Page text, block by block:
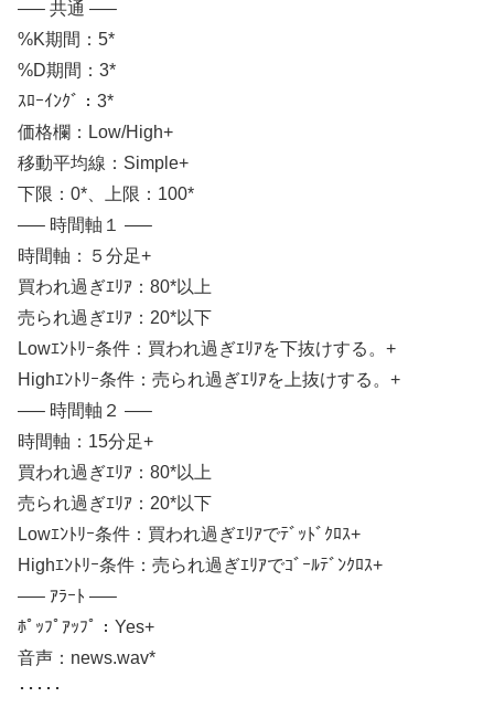
—– 共通 —–
%K期間：5*
%D期間：3*
ｽﾛｰｲﾝｸﾞ：3*
価格欄：Low/High+
移動平均線：Simple+
下限：0*、上限：100*
—– 時間軸１ —–
時間軸：５分足+
買われ過ぎｴﾘｱ：80*以上
売られ過ぎｴﾘｱ：20*以下
Lowｴﾝﾄﾘｰ条件：買われ過ぎｴﾘｱを下抜けする。+
Highｴﾝﾄﾘｰ条件：売られ過ぎｴﾘｱを上抜けする。+
—– 時間軸２ —–
時間軸：15分足+
買われ過ぎｴﾘｱ：80*以上
売られ過ぎｴﾘｱ：20*以下
Lowｴﾝﾄﾘｰ条件：買われ過ぎｴﾘｱでﾃﾞｯﾄﾞｸﾛｽ+
Highｴﾝﾄﾘｰ条件：売られ過ぎｴﾘｱでｺﾞｰﾙﾃﾞﾝｸﾛｽ+
—– ｱﾗｰﾄ —–
ﾎﾟｯﾌﾟｱｯﾌﾟ：Yes+
音声：news.wav*
･････